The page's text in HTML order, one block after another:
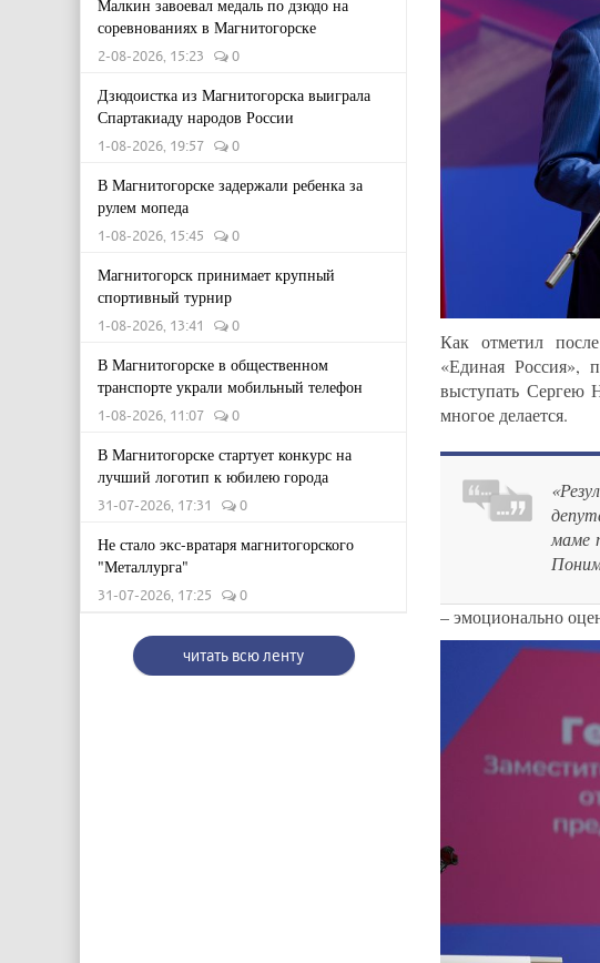
Малкин завоевал медаль по дзюдо на
соревнованиях в Магнитогорске
2-08-2026, 15:23 0
Дзюдоистка из Магнитогорска выиграла
Спартакиаду народов России
1-08-2026, 19:57 0
В Магнитогорске задержали ребенка за
рулем мопеда
1-08-2026, 15:45 0
Магнитогорск принимает крупный
спортивный турнир
1-08-2026, 13:41 0
В Магнитогорске в общественном
транспорте украли мобильный телефон
1-08-2026, 11:07 0
В Магнитогорске стартует конкурс на
лучший логотип к юбилею города
31-07-2026, 17:31 0
Не стало экс-вратаря магнитогорского
"Металлурга"
31-07-2026, 17:25 0
читать всю ленту
Как отметил после
«Единая Россия»,
выступать Сергею
многое делается.
маме
– эмоционально